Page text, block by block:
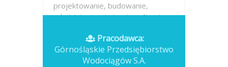
projektowanie, budowanie,
administrowanie i optymalizacja...
Opublikowano: dzisiajPracodawca:
Górnośląskie Przedsiębiorstwo
Wodociągów S.A.